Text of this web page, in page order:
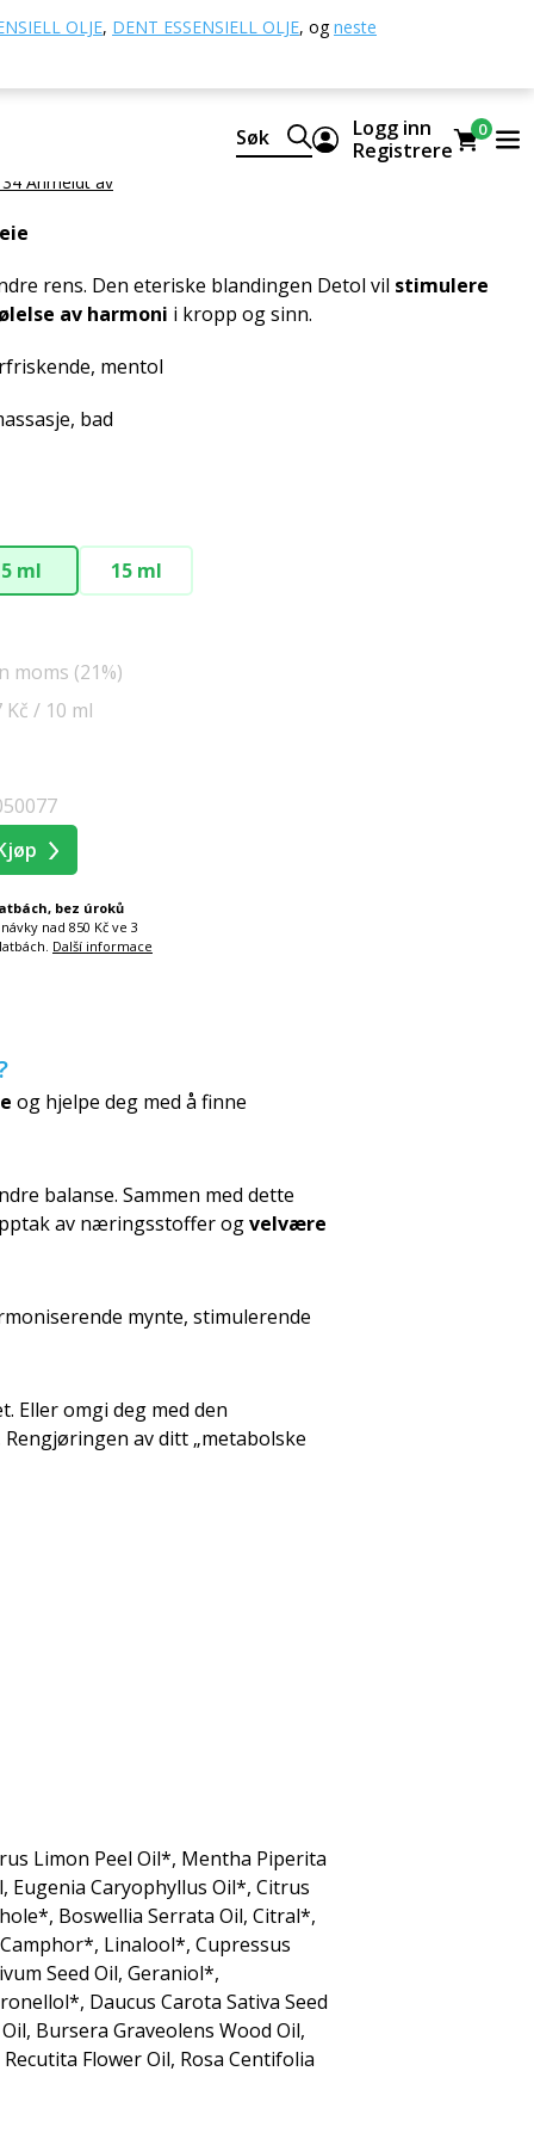
OLJE, DENT ESSENSIELL OLJE, ogneste
Søk
Logg inn
Registrere
0
oljer Detol eterisk olje
olje
blanding av CTEO® eteriske oljer
34 Anmeldt av
rens. Den eteriske blandingen Detol vil stimulere
av harmoni i kropp og sinn.
mentol
bad
5 ml 15 ml
moms (21%)
/ 10 ml
bez úroků
nad 850 Kč ve 3
Další informace
og hjelpe deg med å finne
balanse. Sammen med dette
av næringsstoffer ogvelvære
mynte, stimulerende
Eller omgi deg med den
av ditt „metabolske
Limon Peel Oil*, Mentha Piperita
Eugenia Caryophyllus Oil*, Citrus
Boswellia Serrata Oil, Citral*,
Linalool*, Cupressus
Seed Oil, Geraniol*,
Daucus Carota Sativa Seed
Bursera Graveolens Wood Oil,
Flower Oil, Rosa Centifolia